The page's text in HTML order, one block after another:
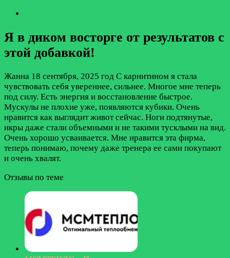
Я в диком восторге от результатов с
этой добавкой!
Жанна 18 сентября, 2025 год С карнитином я стала
чувствовать себя увереннее, сильнее. Многое мне теперь
под силу. Есть энергия и восстановление быстрое.
Мускулы не плохие уже, появляются кубики. Очень
нравится как выглядит живот сейчас. Ноги подтянутые,
икры даже стали объемными и не такими тусклыми на вид.
Очень хорошо усваивается. Мне нравится эта фирма,
теперь понимаю, почему даже тренера ее сами покупают
и очень хвалят.
Отзывы по теме